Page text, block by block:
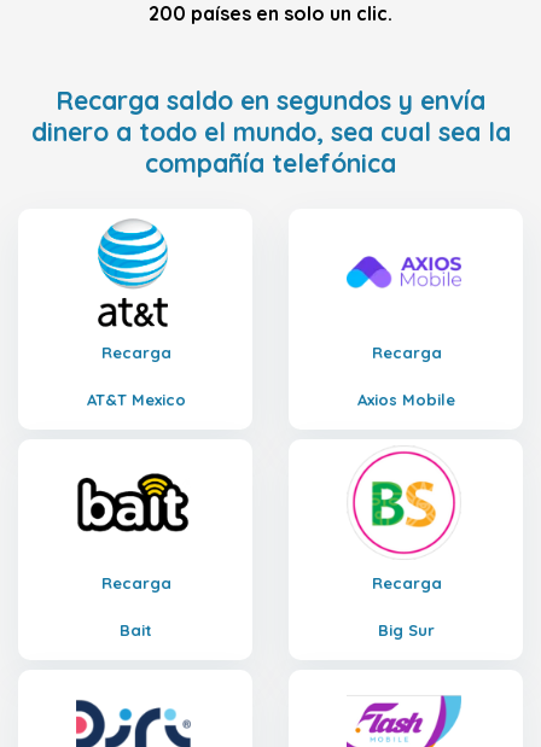
200 países en solo un clic.
Recarga saldo en segundos y envía
dinero a todo el mundo, sea cual sea la
compañía telefónica
Recarga
AT&T Mexico
Recarga
Axios Mobile
Recarga
Bait
Recarga
Big Sur